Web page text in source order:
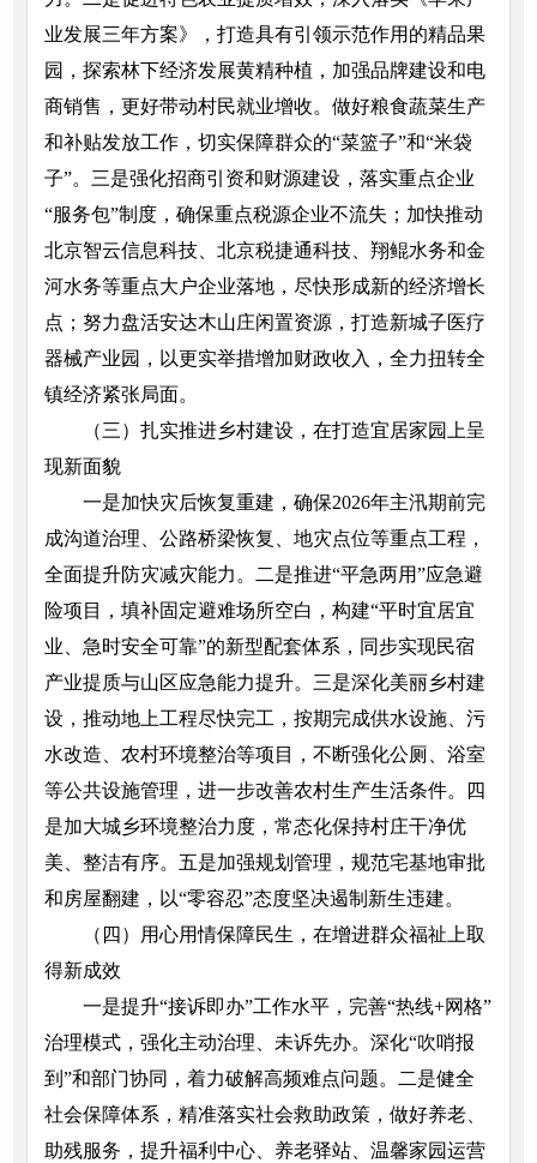
业发展三年方案》，打造具有引领示范作用的精品果
园，探索林下经济发展黄精种植，加强品牌建设和电
商销售，更好带动村民就业增收。做好粮食蔬菜生产
和补贴发放工作，切实保障群众的“菜篮子”和“米袋
子”。三是强化招商引资和财源建设，落实重点企业
“服务包”制度，确保重点税源企业不流失；加快推动
北京智云信息科技、北京税捷通科技、翔鲲水务和金
河水务等重点大户企业落地，尽快形成新的经济增长
点；努力盘活安达木山庄闲置资源，打造新城子医疗
器械产业园，以更实举措增加财政收入，全力扭转全
镇经济紧张局面。
（三）扎实推进乡村建设，在打造宜居家园上呈
现新面貌
一是加快灾后恢复重建，确保2026年主汛期前完
成沟道治理、公路桥梁恢复、地灾点位等重点工程，
全面提升防灾减灾能力。二是推进“平急两用”应急避
险项目，填补固定避难场所空白，构建“平时宜居宜
业、急时安全可靠”的新型配套体系，同步实现民宿
产业提质与山区应急能力提升。三是深化美丽乡村建
设，推动地上工程尽快完工，按期完成供水设施、污
水改造、农村环境整治等项目，不断强化公厕、浴室
等公共设施管理，进一步改善农村生产生活条件。四
是加大城乡环境整治力度，常态化保持村庄干净优
美、整洁有序。五是加强规划管理，规范宅基地审批
和房屋翻建，以“零容忍”态度坚决遏制新生违建。
（四）用心用情保障民生，在增进群众福祉上取
得新成效
一是提升“接诉即办”工作水平，完善“热线+网格”
治理模式，强化主动治理、未诉先办。深化“吹哨报
到”和部门协同，着力破解高频难点问题。二是健全
社会保障体系，精准落实社会救助政策，做好养老、
助残服务，提升福利中心、养老驿站、温馨家园运营